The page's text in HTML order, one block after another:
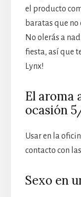
el producto
baratas que
No olerás a
fiesta, así que
Lynx!
El aroma
ocasión
Usar en la
contacto con
Sexo en